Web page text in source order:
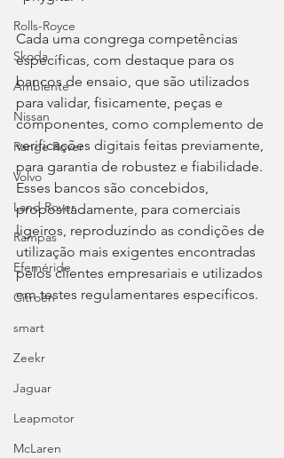
Rolls-Royce
Skoda
Ambiente
Nissan
Range Rover
Volvo
Land Rover
Rampas
Efeméride
Citroën
smart
Zeekr
Jaguar
Leapmotor
McLaren
Cada uma congrega competências
específicas, com destaque para os
bancos de ensaio, que são utilizados
para validar, fisicamente, peças e
componentes, como complemento de
verificações digitais feitas previamente,
para garantia de robustez e fiabilidade.
Esses bancos são concebidos,
propositadamente, para comerciais
ligeiros, reproduzindo as condições de
utilização mais exigentes encontradas
pelos clientes empresariais e utilizados
em testes regulamentares específicos.